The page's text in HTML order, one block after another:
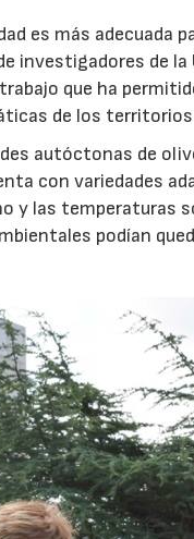
es más
investigadores de
que ha
de los territorios
autóctonas de
con variedades
y las temperaturas
podían